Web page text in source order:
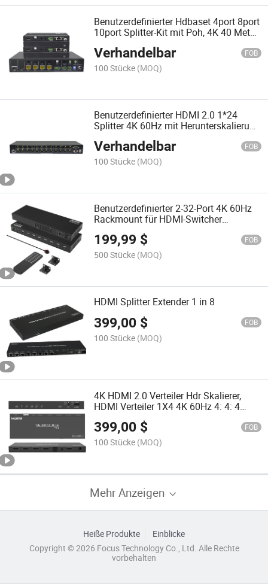
Benutzerdefinierter Hdbaset 4port 8port
10port Splitter-Kit mit Poh, 4K 40 Meter,
Verhandelbar FOB
100 Stücke (MOQ)
Benutzerdefinierter HDMI 2.0 1*24
Splitter 4K 60Hz mit Herunterskalierung
Verhandelbar FOB
100 Stücke (MOQ)
Benutzerdefinierter 2-32-Port 4K 60Hz
Rackmount für HDMI-Switcher
RS232/LAN Video-Konverter-Splitter
199,99 $ FOB
500 Stücke (MOQ)
HDMI Splitter Extender 1 in 8
399,00 $ FOB
100 Stücke (MOQ)
4K HDMI 2.0 Verteiler Hdr Skalierer,
HDMI Verteiler 1X4 4K 60Hz 4: 4: 4
399,00 $ FOB
100 Stücke (MOQ)
Mehr Anzeigen
Heiße Produkte
Einblicke
Copyright © 2026 Focus Technology Co., Ltd. Alle Rechte
vorbehalten